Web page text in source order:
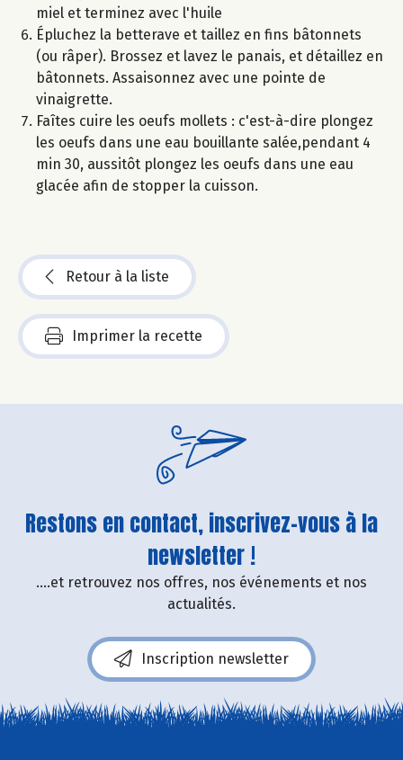
miel et terminez avec l'huile
Épluchez la betterave et taillez en fins bâtonnets
(ou râper). Brossez et lavez le panais, et détaillez en
bâtonnets. Assaisonnez avec une pointe de
vinaigrette.
Faîtes cuire les oeufs mollets : c'est-à-dire plongez
les oeufs dans une eau bouillante salée,pendant 4
min 30, aussitôt plongez les oeufs dans une eau
glacée afin de stopper la cuisson.
Retour à la liste
Imprimer la recette
Restons en contact, inscrivez-vous à la
newsletter !
....et retrouvez nos offres, nos événements et nos
actualités.
Inscription newsletter